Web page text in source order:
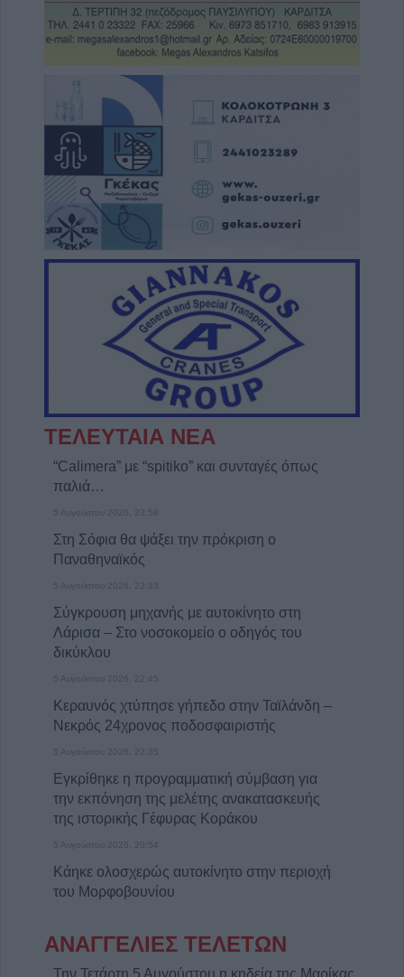
ΤΕΛΕΥΤΑΙΑ ΝΕΑ
“Calimera” με “spitiko” και συνταγές όπως
παλιά…
5 Αυγούστου 2026, 23:58
Στη Σόφια θα ψάξει την πρόκριση ο
Παναθηναϊκός
5 Αυγούστου 2026, 23:33
Σύγκρουση μηχανής με αυτοκίνητο στη
Λάρισα – Στο νοσοκομείο ο οδηγός του
δικύκλου
5 Αυγούστου 2026, 22:45
Κεραυνός χτύπησε γήπεδο στην Ταϊλάνδη –
Νεκρός 24χρονος ποδοσφαιριστής
5 Αυγούστου 2026, 22:35
Εγκρίθηκε η προγραμματική σύμβαση για
την εκπόνηση της μελέτης ανακατασκευής
της ιστορικής Γέφυρας Κοράκου
5 Αυγούστου 2026, 20:54
Κάηκε ολοσχερώς αυτοκίνητο στην περιοχή
του Μορφοβουνίου
Το Σάββατο 8 Αυγούστου το 40ήμερο
μνημόσυνο του Κωνσταντίνου
ΑΝΑΓΓΕΛΙΕΣ ΤΕΛΕΤΩΝ